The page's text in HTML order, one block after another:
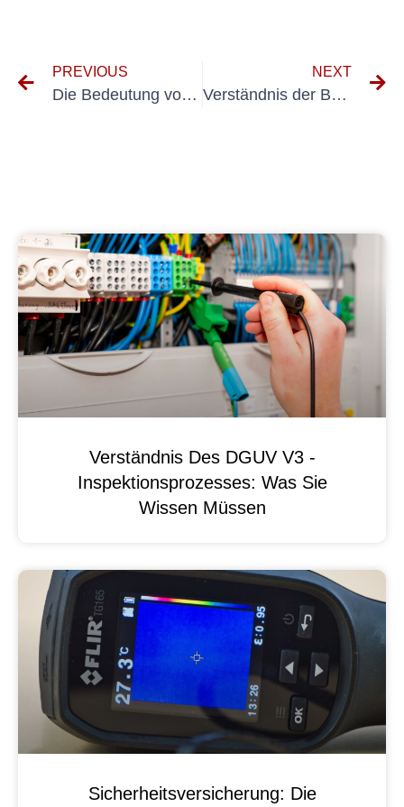
PREVIOUS
Die Bedeutung von Elektroprüfung für mobile Geräte: Sicherheits- und Einhaltung sicherstellen
NEXT
Verständnis der Bedeutung von Elektroprüfung BGV A3 für die Sicherheit am Arbeitsplatz
Verständnis Des DGUV V3 -
Inspektionsprozesses: Was Sie
Wissen Müssen
Sicherheitsversicherung: Die